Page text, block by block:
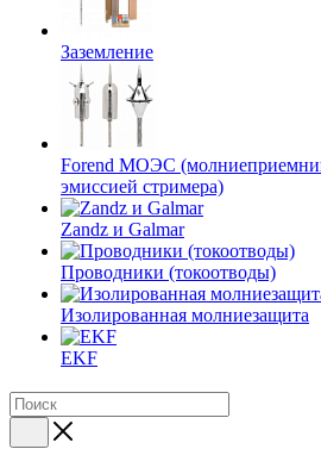
Заземление
Forend МОЭС
эмиссией стримера)
Zandz и Galmar
Проводники (токоотводы)
Изолированная молниезащита
EKF